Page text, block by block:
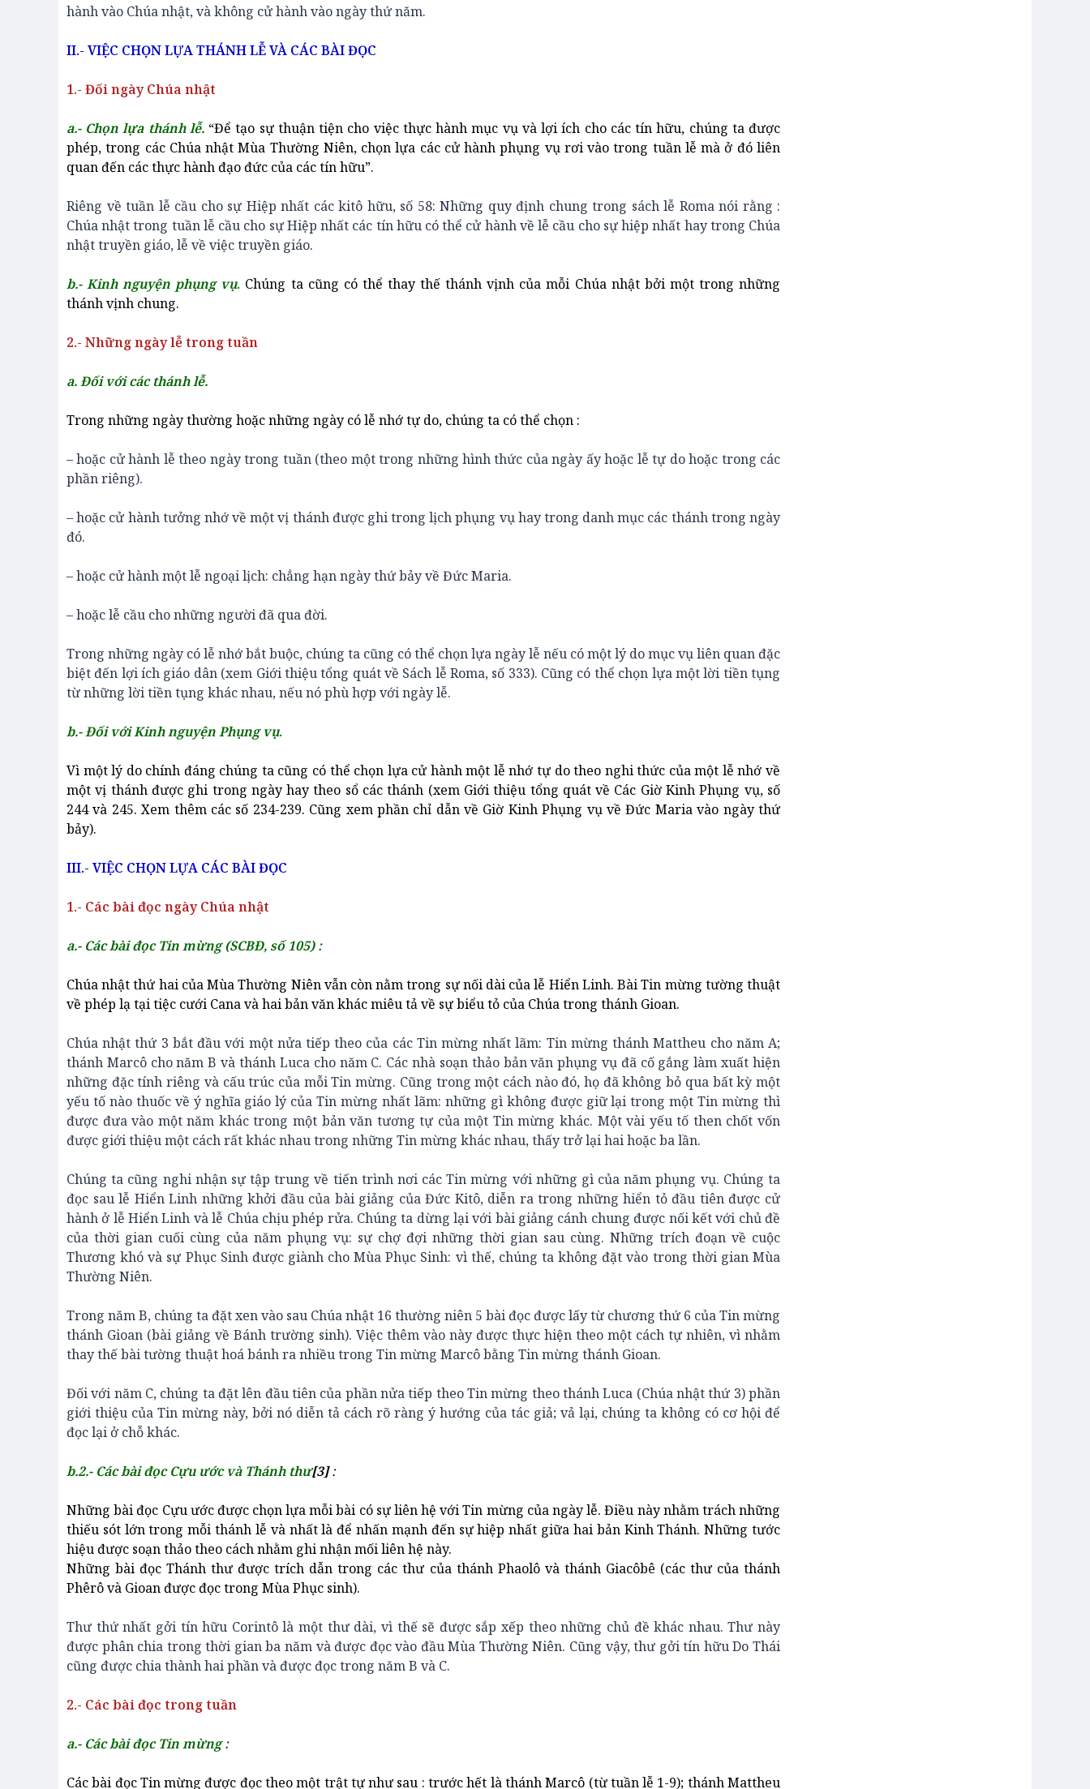
hành vào Chúa nhật, và không cử hành vào ngày thứ năm.
II.- VIỆC CHỌN LỰA THÁNH LỄ VÀ CÁC BÀI ĐỌC
1.- Đối ngày Chúa nhật
a.- Chọn lựa thánh lễ. “Để tạo sự thuận tiện cho việc thực hành mục vụ và lợi ích cho các tín hữu, chúng ta được
phép, trong các Chúa nhật Mùa Thường Niên, chọn lựa các cử hành phụng vụ rơi vào trong tuần lễ mà ở đó liên
quan đến các thực hành đạo đức của các tín hữu”.
Riêng về tuần lễ cầu cho sự Hiệp nhất các kitô hữu, số 58: Những quy định chung trong sách lễ Roma nói rằng :
Chúa nhật trong tuần lễ cầu cho sự Hiệp nhất các tín hữu có thể cử hành về lễ cầu cho sự hiệp nhất hay trong Chúa
nhật truyền giáo, lễ về việc truyền giáo.
b.- Kinh nguyện phụng vụ. Chúng ta cũng có thể thay thế thánh vịnh của mỗi Chúa nhật bởi một trong những
thánh vịnh chung.
2.- Những ngày lễ trong tuần
a. Đối với các thánh lễ.
Trong những ngày thường hoặc những ngày có lễ nhớ tự do, chúng ta có thể chọn :
– hoặc cử hành lễ theo ngày trong tuần (theo một trong những hình thức của ngày ấy hoặc lễ tự do hoặc trong các
phần riêng).
– hoặc cử hành tưởng nhớ về một vị thánh được ghi trong lịch phụng vụ hay trong danh mục các thánh trong ngày
đó.
– hoặc cử hành một lễ ngoại lịch: chẳng hạn ngày thứ bảy về Đức Maria.
– hoặc lễ cầu cho những người đã qua đời.
Trong những ngày có lễ nhớ bắt buộc, chúng ta cũng có thể chọn lựa ngày lễ nếu có một lý do mục vụ liên quan đặc
biệt đến lợi ích giáo dân (xem Giới thiệu tổng quát về Sách lễ Roma, số 333). Cũng có thể chọn lựa một lời tiền tụng
từ những lời tiền tụng khác nhau, nếu nó phù hợp với ngày lễ.
b.- Đối với Kinh nguyện Phụng vụ.
Vì một lý do chính đáng chúng ta cũng có thể chọn lựa cử hành một lễ nhớ tự do theo nghi thức của một lễ nhớ về
một vị thánh được ghi trong ngày hay theo sổ các thánh (xem Giới thiệu tổng quát về Các Giờ Kinh Phụng vụ, số
244 và 245. Xem thêm các số 234-239. Cũng xem phần chỉ dẫn về Giờ Kinh Phụng vụ về Đức Maria vào ngày thứ
bảy).
III.- VIỆC CHỌN LỰA CÁC BÀI ĐỌC
1.- Các bài đọc ngày Chúa nhật
a.- Các bài đọc Tin mừng (SCBĐ, số 105) :
Chúa nhật thứ hai của Mùa Thường Niên vẫn còn nằm trong sự nối dài của lễ Hiển Linh. Bài Tin mừng tường thuật
về phép lạ tại tiệc cưới Cana và hai bản văn khác miêu tả về sự biểu tỏ của Chúa trong thánh Gioan.
Chúa nhật thứ 3 bắt đầu với một nửa tiếp theo của các Tin mừng nhất lãm: Tin mừng thánh Mattheu cho năm A;
thánh Marcô cho năm B và thánh Luca cho năm C. Các nhà soạn thảo bản văn phụng vụ đã cố gắng làm xuất hiện
những đặc tính riêng và cấu trúc của mỗi Tin mừng. Cũng trong một cách nào đó, họ đã không bỏ qua bất kỳ một
yếu tố nào thuốc về ý nghĩa giáo lý của Tin mừng nhất lãm: những gì không được giữ lại trong một Tin mừng thì
được đưa vào một năm khác trong một bản văn tương tự của một Tin mừng khác. Một vài yếu tố then chốt vốn
được giới thiệu một cách rất khác nhau trong những Tin mừng khác nhau, thấy trở lại hai hoặc ba lần.
Chúng ta cũng nghi nhận sự tập trung về tiến trình nơi các Tin mừng với những gì của năm phụng vụ. Chúng ta
đọc sau lễ Hiển Linh những khởi đầu của bài giảng của Đức Kitô, diễn ra trong những hiển tỏ đầu tiên được cử
hành ở lễ Hiển Linh và lễ Chúa chịu phép rửa. Chúng ta dừng lại với bài giảng cánh chung được nối kết với chủ đề
của thời gian cuối cùng của năm phụng vụ: sự chợ đợi những thời gian sau cùng. Những trích đoạn về cuộc
Thương khó và sự Phục Sinh được giành cho Mùa Phục Sinh: vì thế, chúng ta không đặt vào trong thời gian Mùa
Thường Niên.
Trong năm B, chúng ta đặt xen vào sau Chúa nhật 16 thường niên 5 bài đọc được lấy từ chương thứ 6 của Tin mừng
thánh Gioan (bài giảng về Bánh trường sinh). Việc thêm vào này được thực hiện theo một cách tự nhiên, vì nhằm
thay thế bài tường thuật hoá bánh ra nhiều trong Tin mừng Marcô bằng Tin mừng thánh Gioan.
Đối với năm C, chúng ta đặt lên đầu tiên của phần nửa tiếp theo Tin mừng theo thánh Luca (Chúa nhật thứ 3) phần
giới thiệu của Tin mừng này, bởi nó diễn tả cách rõ ràng ý hướng của tác giả; vả lại, chúng ta không có cơ hội để
đọc lại ở chỗ khác.
b.2.- Các bài đọc Cựu ước và Thánh thư[3]:
Những bài đọc Cựu ước được chọn lựa mỗi bài có sự liên hệ với Tin mừng của ngày lễ. Điều này nhằm trách những
thiếu sót lớn trong mỗi thánh lễ và nhất là để nhấn mạnh đến sự hiệp nhất giữa hai bản Kinh Thánh. Những tước
hiệu được soạn thảo theo cách nhằm ghi nhận mối liên hệ này.
Những bài đọc Thánh thư được trích dẫn trong các thư của thánh Phaolô và thánh Giacôbê (các thư của thánh
Phêrô và Gioan được đọc trong Mùa Phục sinh).
Thư thứ nhất gởi tín hữu Corintô là một thư dài, vì thế sẽ được sắp xếp theo những chủ đề khác nhau. Thư này
được phân chia trong thời gian ba năm và được đọc vào đầu Mùa Thường Niên. Cũng vậy, thư gởi tín hữu Do Thái
cũng được chia thành hai phần và được đọc trong năm B và C.
2.- Các bài đọc trong tuần
a.- Các bài đọc Tin mừng :
Các bài đọc Tin mừng được đọc theo một trật tự như sau : trước hết là thánh Marcô (từ tuần lễ 1-9); thánh Mattheu